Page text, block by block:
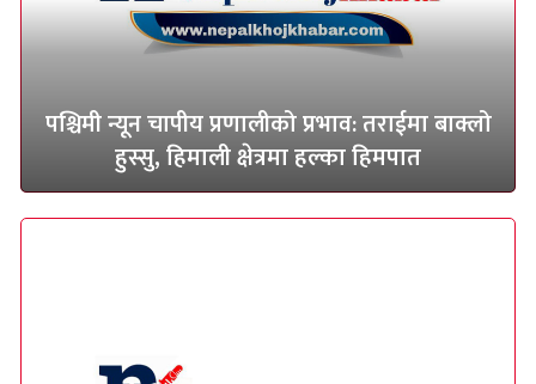
पश्चिमी न्यून चापीय प्रणालीको प्रभाव: तराईमा बाक्लो
हुस्सु, हिमाली क्षेत्रमा हल्का हिमपात